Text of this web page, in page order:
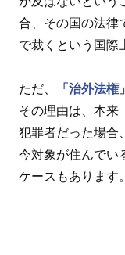
合、その国の法律
で裁くという国際
ただ、 「治外法権」
その理由は、本来
犯罪者だった場合
今対象が住んでい
ケースもあります。